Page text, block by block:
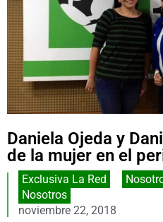
Daniela Ojeda y
de la mujer en el
Exclusiva La Red
Nosotros
noviembre 22, 2018